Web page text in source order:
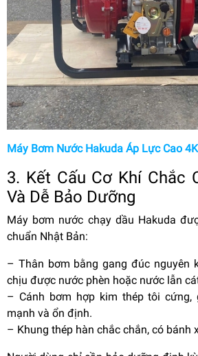
Máy Bơm Nước Hakuda Áp Lực Cao
3. Kết Cấu Cơ Khí Chắc
Và Dễ Bảo Dưỡng
Máy bơm nước chạy dầu Hakuda
chuẩn Nhật Bản:
– Thân bơm bằng gang đúc nguyên
chịu được nước phèn hoặc nước lẫn
– Cánh bơm hợp kim thép tôi
mạnh và ổn định.
– Khung thép hàn chắc chắn, có bánh